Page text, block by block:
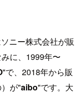
ニー株式会社が販
に、1999年〜
"で、2018年から販
が"aibo"です。大